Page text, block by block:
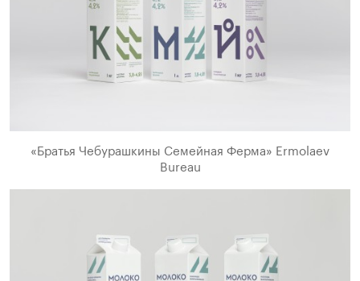
«Братья Чебурашкины Семейная Ферма» Ermolaev
Bureau